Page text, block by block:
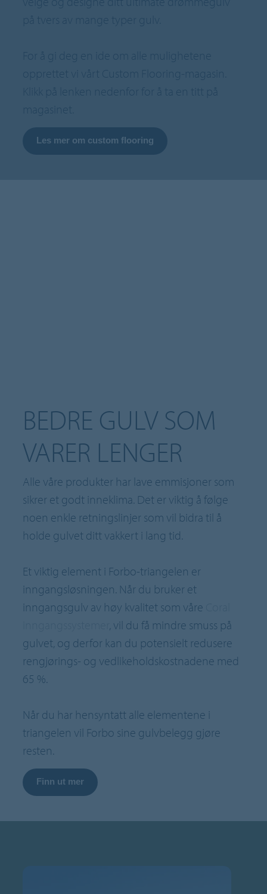
Les mer om custom flooring
BEDRE GULV SOM
VARER LENGER
Alle våre produkter har lave emmisjoner som
sikrer et godt inneklima. Det er viktig å følge
noen enkle retningslinjer som vil bidra til å
holde gulvet ditt vakkert i lang tid.
Et viktig element i Forbo-triangelen er
inngangsløsningen. Når du bruker et
inngangsgulv av høy kvalitet som våre
, vil du få mindre smuss på
gulvet, og derfor kan du potensielt redusere
rengjørings- og vedlikeholdskostnadene med
65 %.
Når du har hensyntatt alle elementene i
triangelen vil Forbo sine gulvbelegg gjøre
resten.
Finn ut mer